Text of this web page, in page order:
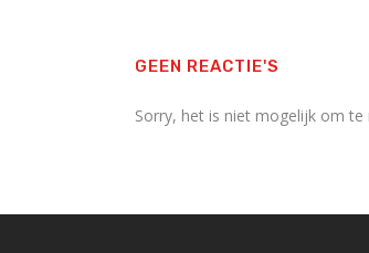
GEEN REACTIE'S
Sorry, het is niet mogelijk om te